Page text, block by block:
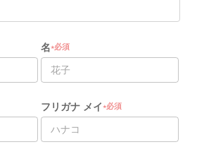
名★必須
フリガナ メイ ★必須